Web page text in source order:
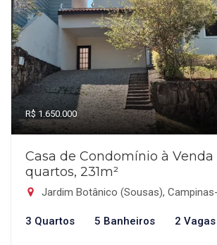
R$ 1.650.000
Casa de Condomínio à Venda
quartos, 231m²
Jardim Botânico (Sousas),
3 Quartos 5 Banheiros 2 Vagas